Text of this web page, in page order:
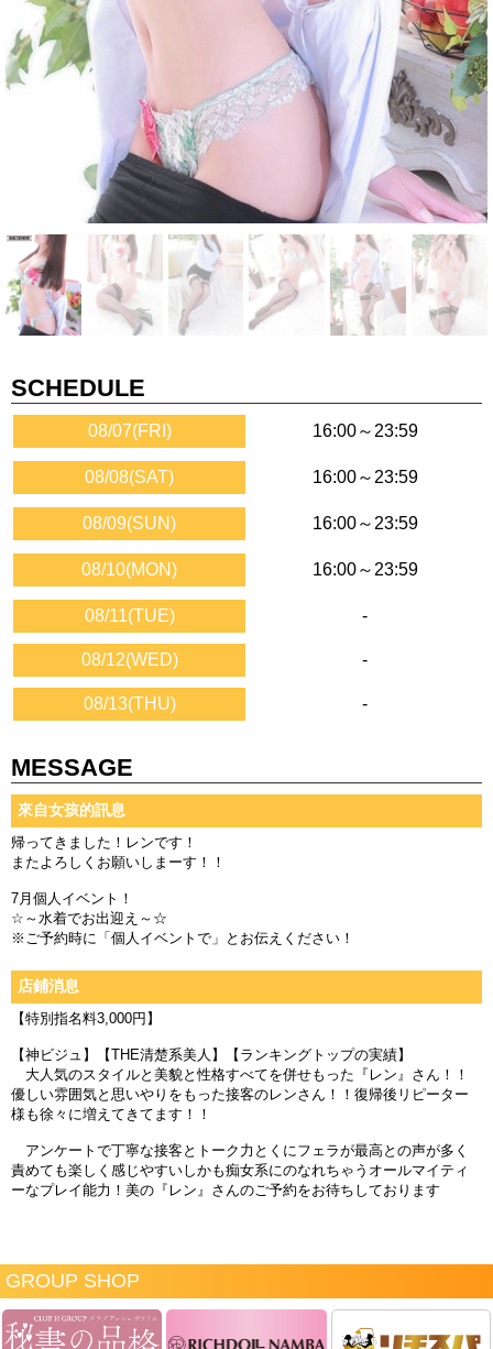
SCHEDULE
08/07(FRI) 16:00～23:59
08/08(SAT) 16:00～23:59
08/09(SUN) 16:00～23:59
08/10(MON) 16:00～23:59
08/11(TUE) -
08/12(WED) -
08/13(THU) -
MESSAGE
來自女孩的訊息
帰ってきました！レンです！
またよろしくお願いしまーす！！
7月個人イベント！
☆～水着でお出迎え～☆
※ご予約時に「個人イベントで」とお伝えください！
店鋪消息
【特別指名料3,000円】
【神ビジュ】【THE清楚系美人】【ランキングトップの実績】
大人気のスタイルと美貌と性格すべてを併せもった『レン』さん！！
優しい雰囲気と思いやりをもった接客のレンさん！！復帰後リピーター
様も徐々に増えてきてます！！
アンケートで丁寧な接客とトーク力とくにフェラが最高との声が多く
責めても楽しく感じやすいしかも痴女系にのなれちゃうオールマイティ
ーなプレイ能力！美の『レン』さんのご予約をお待ちしております
GROUP SHOP